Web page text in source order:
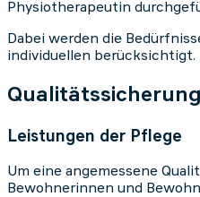
Physiotherapeutin
Dabei werden die
individuellen berücksichtigt.
Qualitätssicherung
Leistungen der Pflege
Um eine angemessene
Bewohnerinnen und